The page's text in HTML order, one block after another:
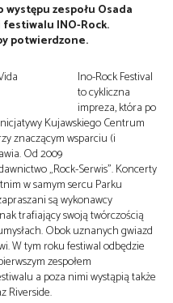
zespołu Osada
INO-Rock.
potwierdzone.
Ino-Rock Festival
to cykliczna
impreza, która po
Kujawskiego Centrum
znaczącym wsparciu (i
Od 2009
„Rock-Serwis”. Koncerty
w samym sercu Parku
są wykonawcy
trafiający swoją twórczością
Obok uznanych gwiazd
W tym roku festiwal odbędzie
zespołem
a poza nimi wystąpią także
Riverside.